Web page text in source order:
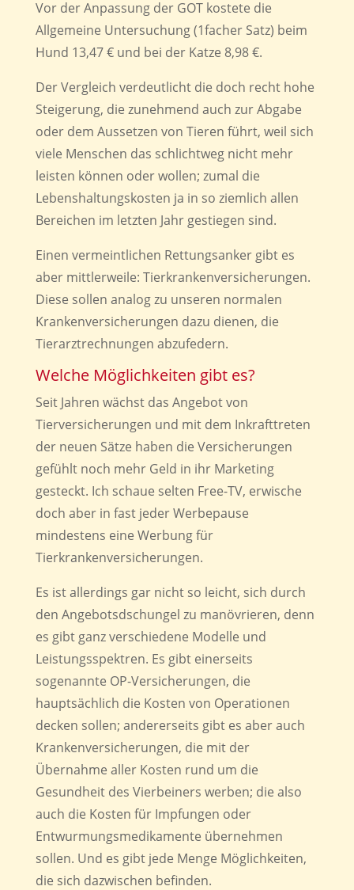
Vor der Anpassung der GOT kostete die
Allgemeine Untersuchung (1facher Satz) beim
Hund 13,47 € und bei der Katze 8,98 €.
Der Vergleich verdeutlicht die doch recht hohe
Steigerung, die zunehmend auch zur Abgabe
oder dem Aussetzen von Tieren führt, weil sich
viele Menschen das schlichtweg nicht mehr
leisten können oder wollen; zumal die
Lebenshaltungskosten ja in so ziemlich allen
Bereichen im letzten Jahr gestiegen sind.
Einen vermeintlichen Rettungsanker gibt es
aber mittlerweile: Tierkrankenversicherungen.
Diese sollen analog zu unseren normalen
Krankenversicherungen dazu dienen, die
Tierarztrechnungen abzufedern.
Welche Möglichkeiten gibt es?
Seit Jahren wächst das Angebot von
Tierversicherungen und mit dem Inkrafttreten
der neuen Sätze haben die Versicherungen
gefühlt noch mehr Geld in ihr Marketing
gesteckt. Ich schaue selten Free-TV, erwische
doch aber in fast jeder Werbepause
mindestens eine Werbung für
Tierkrankenversicherungen.
Es ist allerdings gar nicht so leicht, sich durch
den Angebotsdschungel zu manövrieren, denn
es gibt ganz verschiedene Modelle und
Leistungsspektren. Es gibt einerseits
sogenannte OP-Versicherungen, die
hauptsächlich die Kosten von Operationen
decken sollen; andererseits gibt es aber auch
Krankenversicherungen, die mit der
Übernahme aller Kosten rund um die
Gesundheit des Vierbeiners werben; die also
auch die Kosten für Impfungen oder
Entwurmungsmedikamente übernehmen
sollen. Und es gibt jede Menge Möglichkeiten,
die sich dazwischen befinden.